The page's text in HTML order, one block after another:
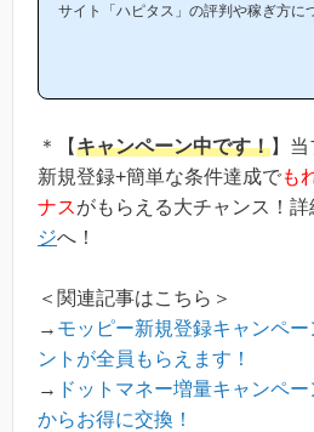
サイト「ハピタス」の評判や稼ぎ方に
ジからハピタスへの新規登録はほんの
の記事を参考に進め...
＊【キャンペーン中です！】
新規登録+簡単な条件達成でも
ナスがもらえる大チャンス！詳
ジへ！
＜関連記事はこちら＞
→ モッピー新規登録キャンペ
ントが全員もらえます！
→ ドットマネー増量キャンペ
からお得に交換！